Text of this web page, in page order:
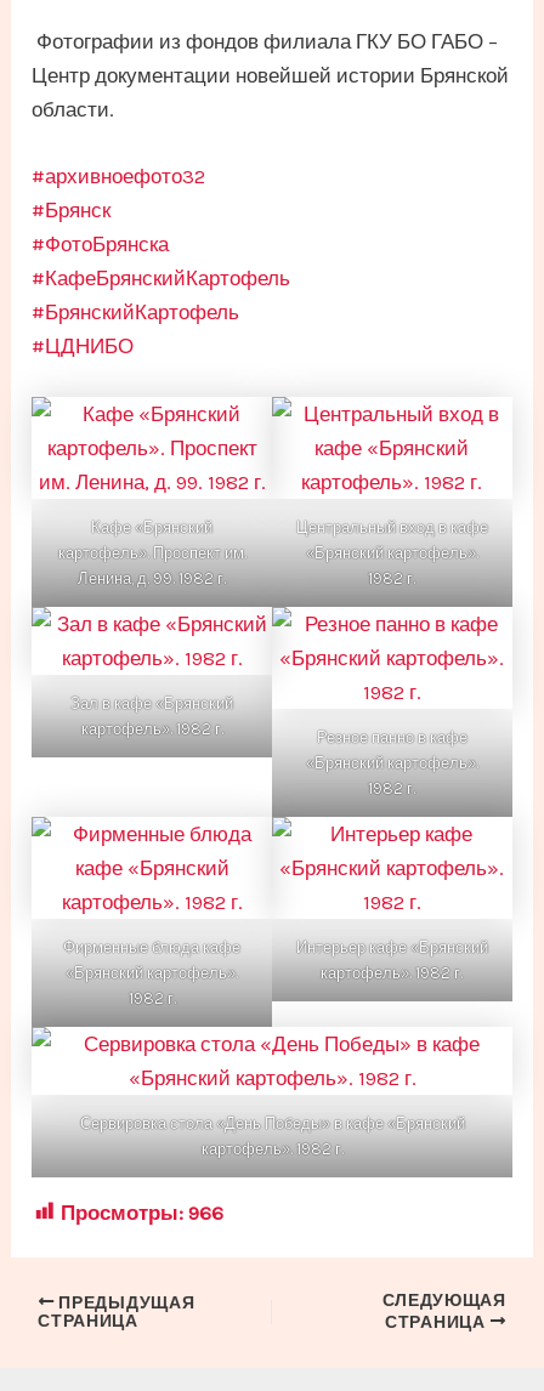
Фотографии из фондов филиала ГКУ БО ГАБО –
Центр документации новейшей истории Брянской
области.
#архивноефото32
#Брянск
#ФотоБрянска
#КафеБрянскийКартофель
#БрянскийКартофель
#ЦДНИБО
Кафе «Брянский
картофель». Проспект им.
Ленина, д. 99. 1982 г.
Центральный вход в кафе
«Брянский картофель».
1982 г.
Зал в кафе «Брянский
картофель». 1982 г.
Резное панно в кафе
«Брянский картофель».
1982 г.
Фирменные блюда кафе
«Брянский картофель».
1982 г.
Интерьер кафе «Брянский
картофель». 1982 г.
Сервировка стола «День Победы» в кафе «Брянский
картофель». 1982 г.
Просмотры: 966
Навигация
ПРЕДЫДУЩАЯ
СТРАНИЦА
СЛЕДУЮЩАЯ
СТРАНИЦА